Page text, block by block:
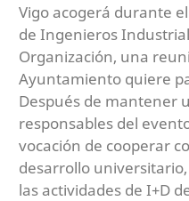
Vigo acogerá durante
de Ingenieros
Organización, una
Ayuntamiento quiere
Después de mantener
responsables del
vocación de cooperar
desarrollo
las actividades de I+D